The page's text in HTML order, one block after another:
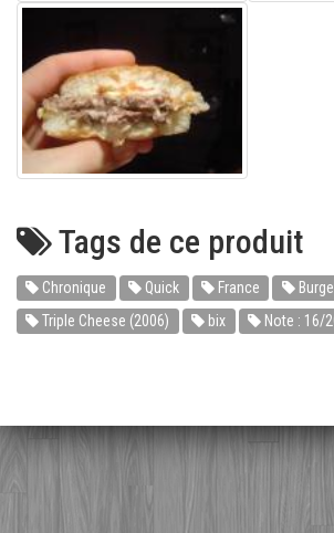
Tags de ce produit
Chronique Quick France
Triple Cheese (2006)
bix Note : 16/